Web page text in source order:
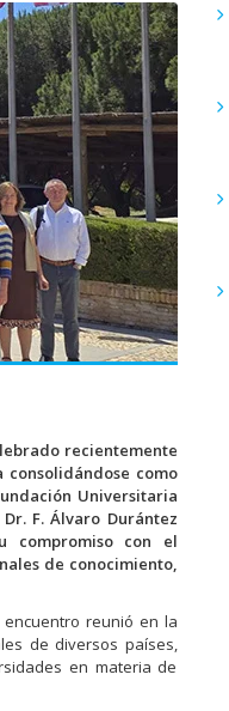
recientemente
consolidándose como
Universitaria
F. Álvaro Durántez
compromiso con el
de conocimiento,
encuentro reunió en la
de diversos países,
en materia de